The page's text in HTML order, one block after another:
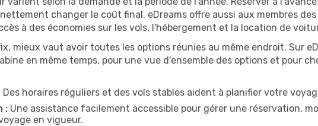
changer le coût final. eDreams offre aussi aux membres
à des économies sur les vols, l'hébergement et la location de
mieux vaut avoir toutes les options réunies au même endroit. Sur
en même temps, pour une vue d'ensemble des options et pour
Des horaires réguliers et des vols stables aident à planifier votre
: Une assistance facilement accessible pour gérer une réservation,
en vigueur.